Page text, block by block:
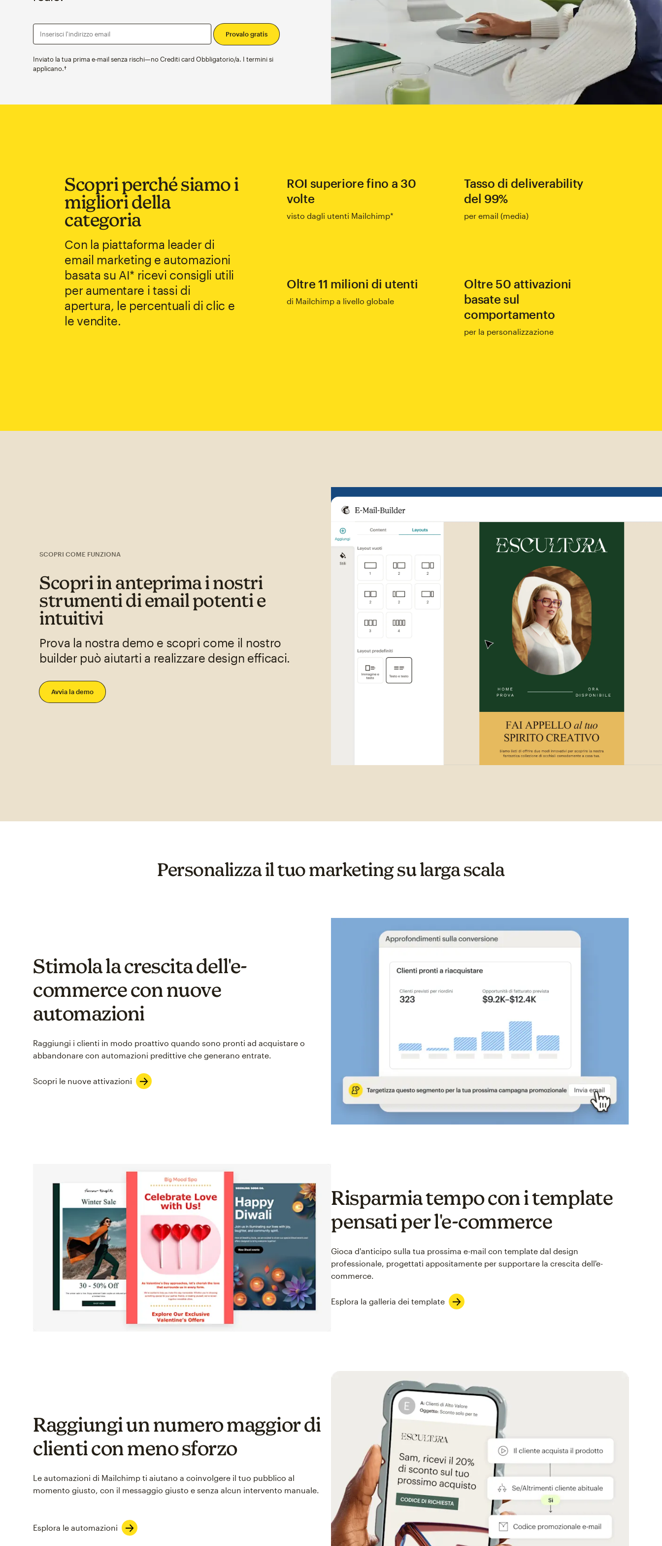
Inserisci l'indirizzo email
Inviato la tua prima e-mail senza rischi—no Crediti card Obbligatorio/a. I termini si
applicano.†
Scopri perché siamo i
migliori della
categoria
Con la piattaforma leader di
email marketing e automazioni
basata su AI* ricevi consigli utili
per aumentare i tassi di
apertura, le percentuali di clic e
le vendite.
ROI superiore fino a 30
volte
visto dagli utenti Mailchimp*
Tasso di deliverability
del 99%
per email (media)
Oltre 11 milioni di utenti
di Mailchimp a livello globale
Oltre 50 attivazioni
basate sul
comportamento
per la personalizzazione
SCOPRI COME FUNZIONA
Scopri in anteprima i nostri
strumenti di email potenti e
intuitivi
Prova la nostra demo e scopri come il nostro
builder può aiutarti a realizzare design efficaci.
Avvia la demo
Esempio di interfaccia utente Mailchimp
Personalizza il tuo marketing su larga scala
Stimola la crescita dell'e-
commerce con nuove
automazioni
Raggiungi i clienti in modo proattivo quando sono pronti ad acquistare o
abbandonare con automazioni predittive che generano entrate.
Scopri le nuove attivazioni
Risparmia tempo con i template
pensati per l'e-commerce
Gioca d'anticipo sulla tua prossima e-mail con template dal design
professionale, progettati appositamente per supportare la crescita dell'e-
commerce.
Esplora la galleria dei template
Raggiungi un numero maggior di
clienti con meno sforzo
Le automazioni di Mailchimp ti aiutano a coinvolgere il tuo pubblico al
momento giusto, con il messaggio giusto e senza alcun intervento manuale.
Esplora le automazioni